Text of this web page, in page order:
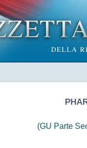
(GU Parte